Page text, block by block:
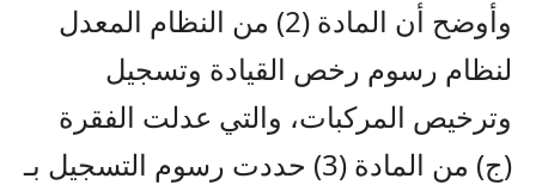
وأوضح أن المادة (2) من النظام المعدل
لنظام رسوم رخص القيادة وتسجيل
وترخيص المركبات، والتي عدلت الفقرة
(ج) من المادة (3) حددت رسوم التسجيل بـ